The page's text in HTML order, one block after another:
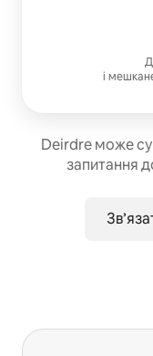
і
Deirdre може
запитання